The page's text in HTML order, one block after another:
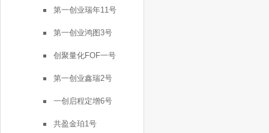
第一创业瑞年11号
第一创业鸿图3号
创聚量化FOF一号
第一创业鑫瑞2号
一创启程定增6号
共盈金珀1号